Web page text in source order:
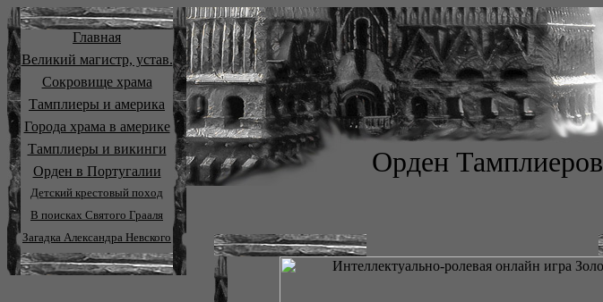
Главная
Великий магистр, устав.
Сокровище храма
Тамплиеры и америка
Города храма в америке
Тамплиеры и викинги
Орден в Португалии
Детский крестовый поход
В поисках Святого Грааля
Загадка Александра Невского
Орден Тамплиеров